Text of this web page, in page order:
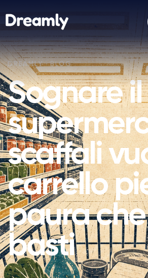
Sognare il
scaffali
carrello
paura
basti